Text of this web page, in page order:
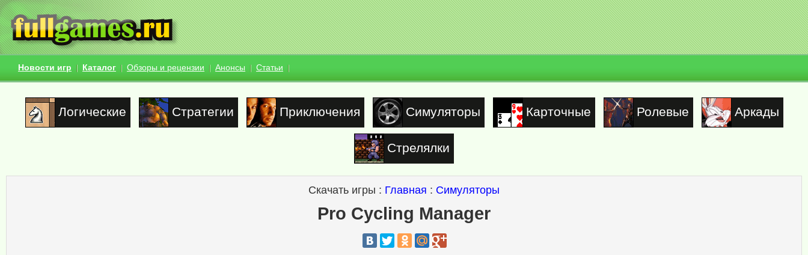
Новости игр Каталог Обзоры и рецензии Анонсы Статьи
Логические Стратегии Приключения Симуляторы Карточные Ролевые Аркады
Стрелялки
Скачать игры : Главная : Симуляторы
Pro Cycling Manager